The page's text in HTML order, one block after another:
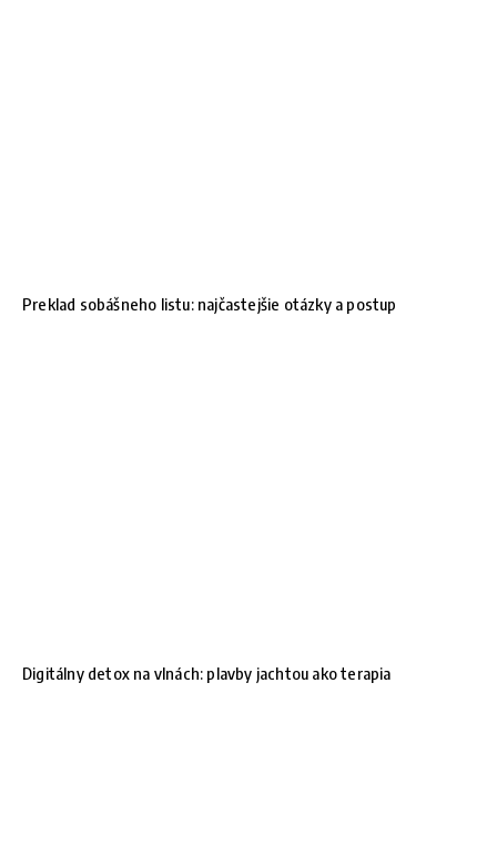
Preklad sobášneho listu: najčastejšie otázky a postup
Digitálny detox na vlnách: plavby jachtou ako terapia